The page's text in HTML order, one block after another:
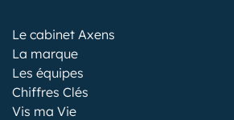
Le cabinet Axens
La marque
Les équipes
Chiffres Clés
Vis ma Vie